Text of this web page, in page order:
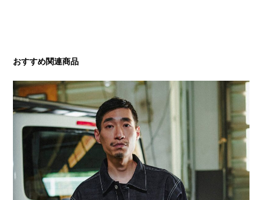
おすすめ関連商品